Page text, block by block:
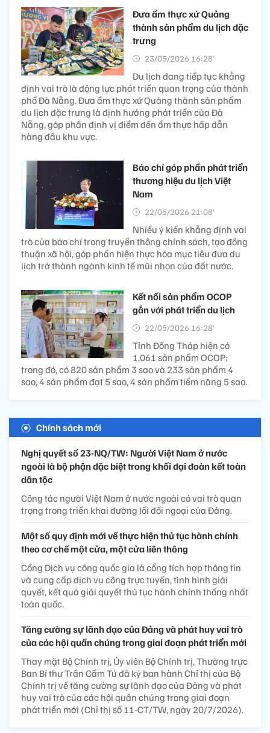
Đưa ẩm thực xứ Quảng
thành sản phẩm du lịch đặc
trưng
23/05/2026 16:28’
Du lịch đang tiếp tục khẳng
định vai trò là động lực phát triển quan trọng của thành
phố Đà Nẵng. Đưa ẩm thực xứ Quảng thành sản phẩm
du lịch đặc trưng là định hướng phát triển của Đà
Nẵng, góp phần định vị điểm đến ẩm thực hấp dẫn
hàng đầu khu vực.
Báo chí góp phần phát triển
thương hiệu du lịch Việt
Nam
22/05/2026 21:08’
Nhiều ý kiến khẳng định vai
trò của báo chí trong truyền thông chính sách, tạo đồng
thuận xã hội, góp phần hiện thực hóa mục tiêu đưa du
lịch trở thành ngành kinh tế mũi nhọn của đất nước.
Kết nối sản phẩm OCOP
gắn với phát triển du lịch
22/05/2026 16:28’
Tỉnh Đồng Tháp hiện có
1.061 sản phẩm OCOP;
trong đó, có 820 sản phẩm 3 sao và 233 sản phẩm 4
sao, 4 sản phẩm đạt 5 sao, 4 sản phẩm tiềm năng 5 sao.
Chính sách mới
Nghị quyết số 23-NQ/TW: Người Việt Nam ở nước
ngoài là bộ phận đặc biệt trong khối đại đoàn kết toàn
dân tộc
Công tác người Việt Nam ở nước ngoài có vai trò quan
trọng trong triển khai đường lối đối ngoại của Đảng.
Một số quy định mới về thực hiện thủ tục hành chính
theo cơ chế một cửa, một cửa liên thông
Cổng Dịch vụ công quốc gia là cổng tích hợp thông tin
và cung cấp dịch vụ công trực tuyến, tình hình giải
quyết, kết quả giải quyết thủ tục hành chính thống nhất
toàn quốc.
Tăng cường sự lãnh đạo của Đảng và phát huy vai trò
của các hội quần chúng trong giai đoạn phát triển mới
Thay mặt Bộ Chính trị, Ủy viên Bộ Chính trị, Thường trực
Ban Bí thư Trần Cẩm Tú đã ký ban hành Chỉ thị của Bộ
Chính trị về tăng cường sự lãnh đạo của Đảng và phát
huy vai trò của các hội quần chúng trong giai đoạn
phát triển mới (Chỉ thị số 11-CT/TW, ngày 20/7/2026).